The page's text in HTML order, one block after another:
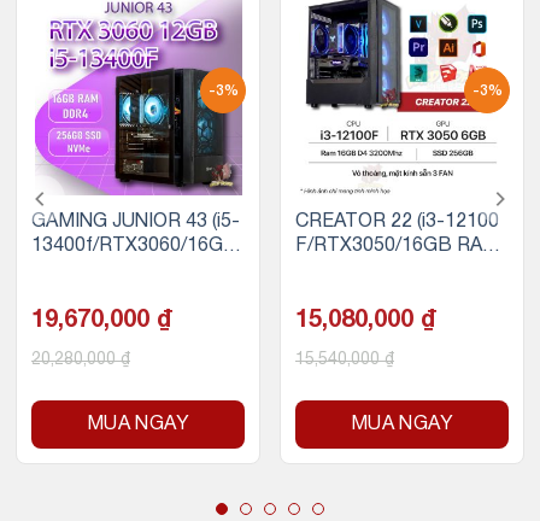
-3%
GAMING JUNIOR 43 (i5-
13400f/RTX3060/16GB
19,670,000 ₫
20,280,000₫
MUA NGAY
-3%
CREATOR 22 (i3-12100
F/RTX3050/16GB RAM/
15,080,000 ₫
15,540,000₫
MUA NGAY